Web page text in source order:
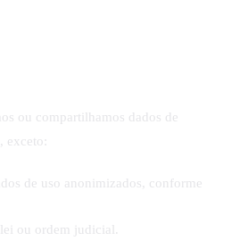
ou compartilhamos dados de
exceto:
de uso anonimizados, conforme
ou ordem judicial.